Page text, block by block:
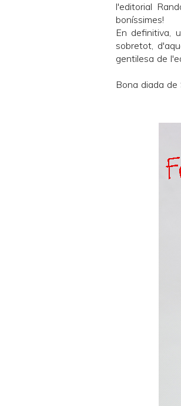
l'editorial
boníssimes!
En definitiva,
sobretot,
gentilesa de
Bona diada